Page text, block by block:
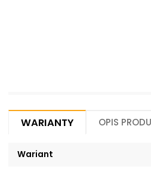
Warianty Opis
Wariant